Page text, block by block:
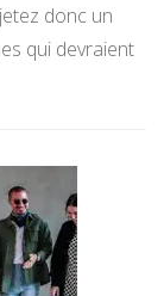
donc un
qui devraient